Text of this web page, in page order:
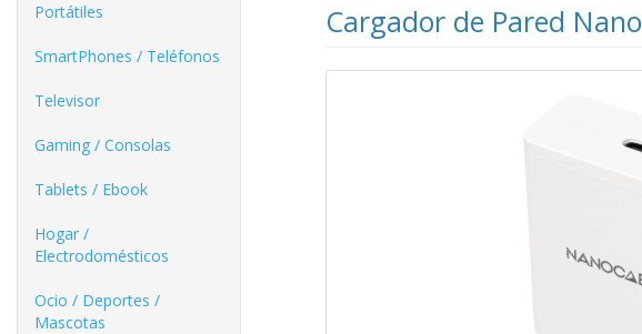
Portátiles
SmartPhones / Teléfonos
Televisor
Gaming / Consolas
Tablets / Ebook
Hogar /
Electrodomésticos
Ocio / Deportes /
Mascotas
Cargador de Pared